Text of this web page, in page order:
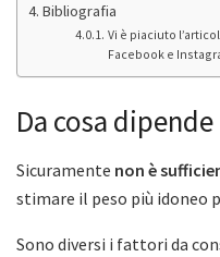
Bibliografia
Vi è piaciuto
Facebook e
Da cosa
Sicuramente non è
stimare il peso più idoneo
Sono diversi i fattori da